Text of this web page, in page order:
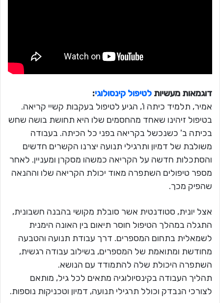
דוגמאות מעשיות לטיפול קינסולוגי:
אמיר, תלמיד כיתה ו', הגיע לטיפול בעקבות קשיי קריאה.
בטיפול זיהינו שאחד מהחסמים שלו היא תחושת בושה שחש
בכיתה ב' כשנכשל בקריאה בפני כל הכיתה. בעבודה
משולבת של דמיון ותרגילי תנועה יצרנו הקשרים חדשים
והסתכלות חדשה על הקריאה כמשהו מסקרן ומעניין. לאחר
מספר טיפולים השתפרה מאוד יכולת הקריאה שלו וההנאה
שהפיק מכך.
אצל יונית, סטודנטית אשר סובלת מקושי בהבנה חשבונית,
התגלה במהלך הטיפול חוסר תיאום בין האונה הימנית
לשמאלית בתחום המספרים. דרך עבודת תנועה והטבעה
מחודשת ומתואמת של המספרים, בשילוב עבודה רגשית,
השתפרה היכולת שלה להתמודד עם הנושא.
תהליך העבודה בקינסיולוגיה מתאים לכל גיל, מותאם
לצורכי הנבדק וכולל תרגילי תנועה, דמיון וטכניקות נוספות.